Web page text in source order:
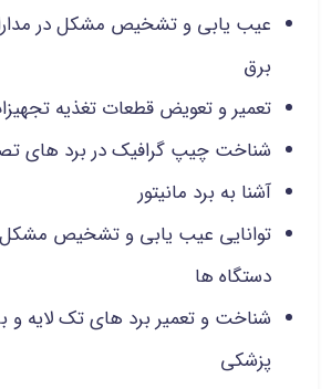
عیب یابی و تشخیص مشکل در
برق
تعمیر و تعویض قطعات تغذیه
شناخت چیپ گرافیک در برد های
آشنا به برد مانیتور
توانایی عیب یابی و تشخیص
دستگاه ها
شناخت و تعمیر برد های تک لایه و
پزشکی